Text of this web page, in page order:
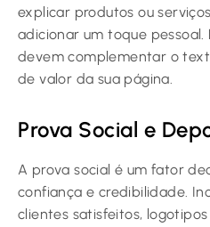
explicar produtos ou
adicionar um toque pessoal.
devem complementar o
de valor da sua página.
Prova Social e
A prova social é um fator
confiança e credibilidade.
clientes satisfeitos,